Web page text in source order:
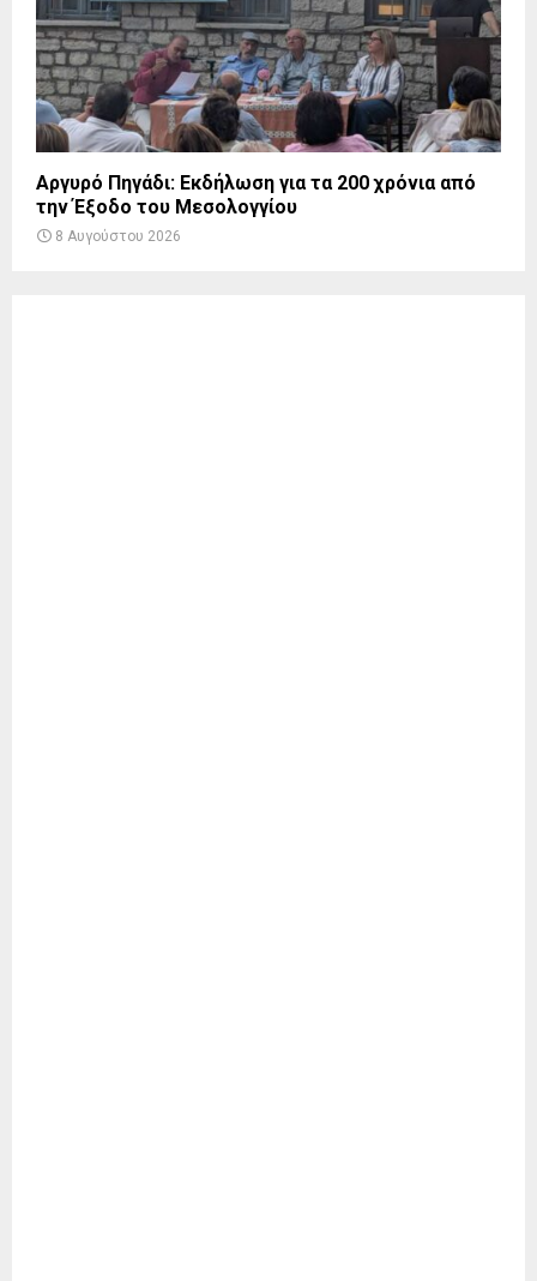
Αργυρό Πηγάδι: Εκδήλωση για τα 200 χρόνια από
την Έξοδο του Μεσολογγίου
8 Αυγούστου 2026